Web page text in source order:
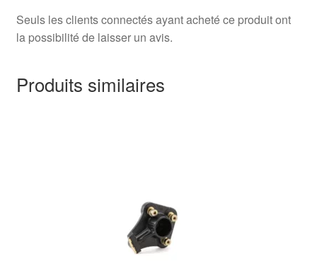
Seuls les clients connectés ayant acheté ce produit ont
la possibilité de laisser un avis.
Produits similaires